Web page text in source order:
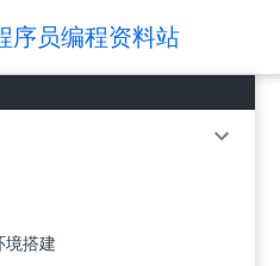
序员编程资料站
搭建